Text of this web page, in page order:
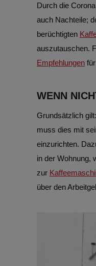
Durch die
auch Nachteile;
berüchtigten
auszutauschen.
Empfehlungen
WENN
Grundsätzlich
muss dies mit
einzurichten.
in der Wohnung,
zur
über den